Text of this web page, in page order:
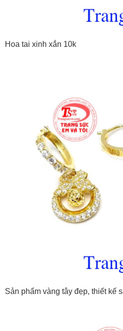
Hoa tai xinh xắn 10k
Sản phẩm vàng tây đẹp, thiết kế